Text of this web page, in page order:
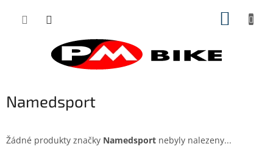
Namedsport
Žádné produkty značky Namedsport nebyly nalezeny...